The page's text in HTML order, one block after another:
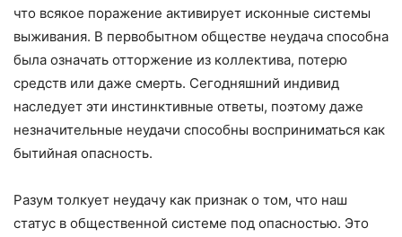
что всякое поражение активирует исконные системы
выживания. В первобытном обществе неудача способна
была означать отторжение из коллектива, потерю
средств или даже смерть. Сегодняшний индивид
наследует эти инстинктивные ответы, поэтому даже
незначительные неудачи способны восприниматься как
бытийная опасность.
Разум толкует неудачу как признак о том, что наш
статус в общественной системе под опасностью. Это